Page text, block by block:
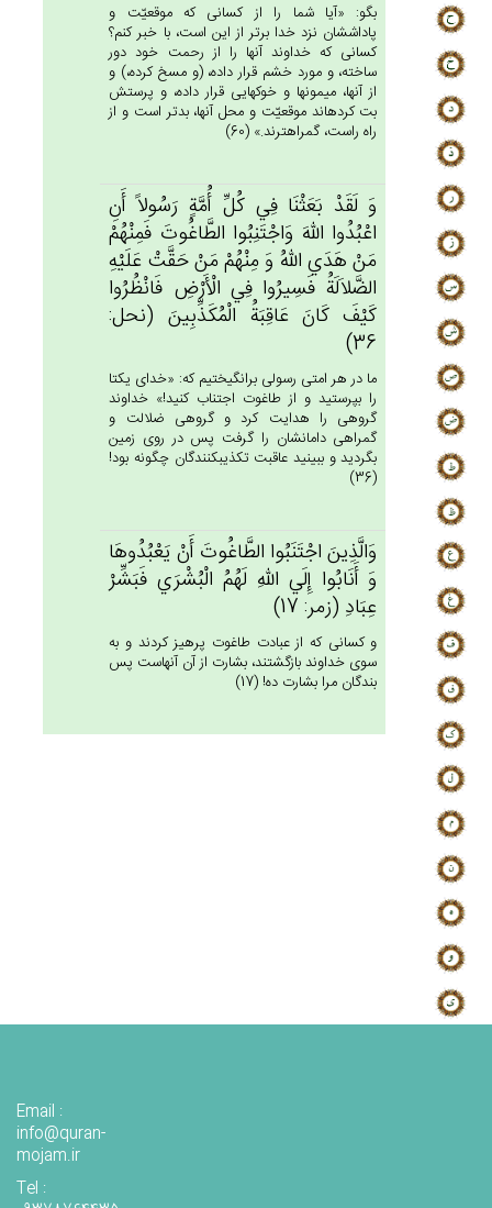
بگو: «آيا شما را از كسانى كه موقعيّت و
پاداششان نزد خدا برتر از اين است، با خبر كنم؟
كسانى كه خداوند آنها را از رحمت خود دور
ساخته، و مورد خشم قرار داده، (و مسخ كرده،) و
از آنها، ميمونها و خوكهايى قرار داده، و پرستش
بت كرده‏اند موقعيّت و محل آنها، بدتر است و از
راه راست، گمراهترند.» (60)
وَ لَقَدْ بَعَثْنَا فِي‌ كُل‌ِّ أُمَّة‌ٍ رَسُولاً أَن‌ِ
اعْبُدُوا الله‌َ وَاجْتَنِبُوا الطَّاغُوت‌َ فَمِنْهُمْ‌
مَن‌ْ هَدَي‌ الله‌ُ وَ مِنْهُمْ‌ مَن‌ْ حَقَّت‌ْ عَلَيْه‌ِ
الضَّلاَلَة‌ُ فَسِيرُوا فِي‌ الْأَرْض‌ِ فَانْظُرُوا
كَيْف‌َ كَان‌َ عَاقِبَة‌ُ الْمُكَذِّبِين‌َ (نحل:
36)
ما در هر امتى رسولى برانگيختيم كه: «خداى يكتا
را بپرستيد و از طاغوت اجتناب كنيد!» خداوند
گروهى را هدايت كرد و گروهى ضلالت و
گمراهى دامانشان را گرفت پس در روى زمين
بگرديد و ببينيد عاقبت تكذيب‏كنندگان چگونه بود!
(36)
وَالَّذِين‌َ اجْتَنَبُوا الطَّاغُوت‌َ أَنْ‌ يَعْبُدُوهَا
وَ أَنَابُوا إِلَي‌ الله‌ِ لَهُم‌ُ الْبُشْرَي‌ فَبَشِّرْ
عِبَادِ (زمر: 17)
و كسانى كه از عبادت طاغوت پرهيز كردند و به
سوى خداوند بازگشتند، بشارت از آن آنهاست پس
بندگان مرا بشارت ده! (17)
Email :
info@quran-
mojam.ir
Tel :